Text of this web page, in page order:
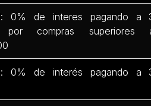
0% de interes pagando a
por compras superiores
0% de interés pagando a